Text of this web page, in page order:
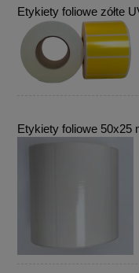
Etykiety foliowe zółte
Etykiety foliowe 50x25